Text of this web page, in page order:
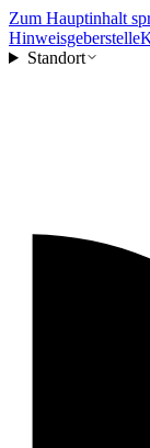
Zum Hauptinhalt
Hinweisgeberstelle
Standort